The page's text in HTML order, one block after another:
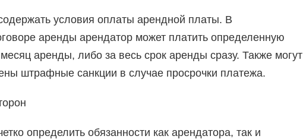
условия оплаты арендной платы. В
аренды арендатор может платить определенную
аренды, либо за весь срок аренды сразу. Также могут
штрафные санкции в случае просрочки платежа.
определить обязанности как арендатора, так и